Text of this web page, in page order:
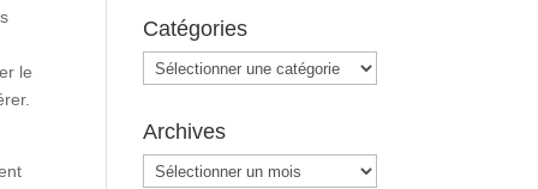
le
Catégories
Catégories
Archives
Archives